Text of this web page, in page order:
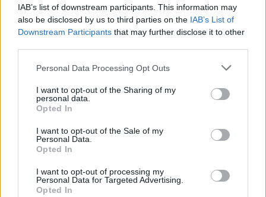
IAB’s list of downstream participants. This information may
also be disclosed by us to third parties on the IAB’s List of
Downstream Participants that may further disclose it to other
Please note that this website/app uses one or more Google
not limited to your visit or usage behaviour. You may click to
grant or deny consent to Google and its third-party tags to
use your data for below specified purposes in below Google
consent section.
Personal Data Processing Opt Outs
I want to opt-out of the Sharing of my
personal data.
Opted In
I want to opt-out of the Sale of my
Personal Data.
Opted In
I want to opt-out of processing my
Personal Data for Targeted Advertising.
Opted In